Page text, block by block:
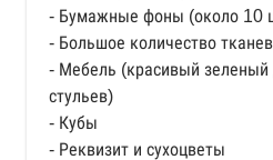
- Бумажные фоны (около 10
- Большое количество
- Мебель (красивый зеленый
стульев)
- Кубы
- Реквизит и сухоцветы